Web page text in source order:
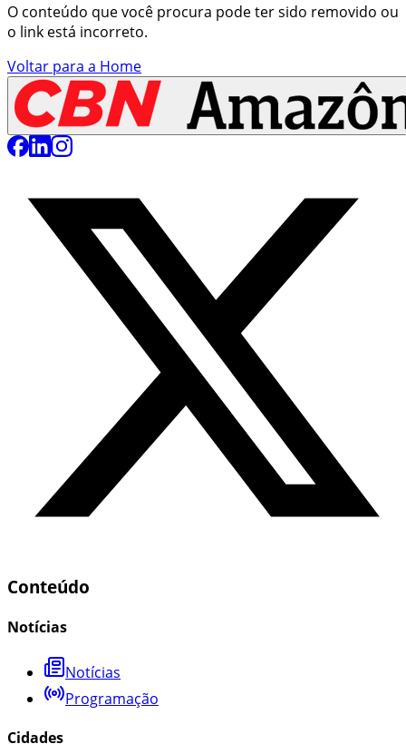
O conteúdo que você procura pode ter sido removido ou
o link está incorreto.
Voltar para a Home
Conteúdo
Notícias
Notícias
Programação
Cidades